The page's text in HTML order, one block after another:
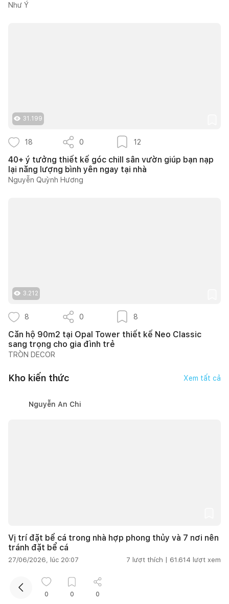
Như Ý
31.199
18 0 12
40+ ý tưởng thiết kế góc chill sân vườn giúp bạn nạp
lại năng lượng bình yên ngay tại nhà
Nguyễn Quỳnh Hương
3.212
8 0 8
Căn hộ 90m2 tại Opal Tower thiết kế Neo Classic
sang trọng cho gia đình trẻ
TRÒN DECOR
Kho kiến thức Xem tất cả
Nguyễn An Chi
Vị trí đặt bể cá trong nhà hợp phong thủy và 7 nơi nên
tránh đặt bể cá
27/06/2026, lúc 20:07 7 lượt thích | 61.614 lượt xem
Thanh Hoa
0 0 0